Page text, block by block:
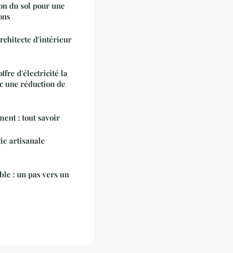
du sol pour une
d'intérieur
d'électricité la
une réduction de
: tout savoir
artisanale
: un pas vers un